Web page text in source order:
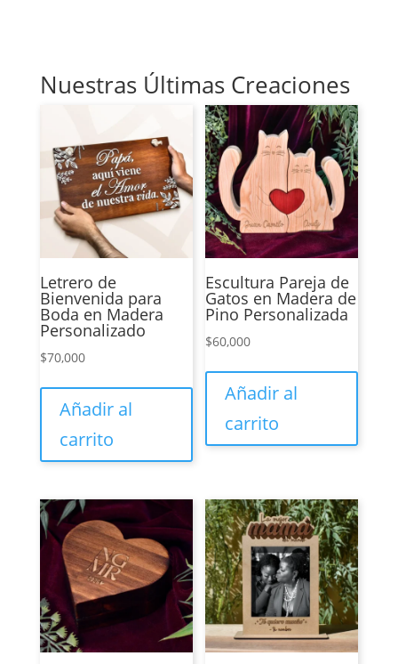
Nuestras Últimas Creaciones
Letrero de
Bienvenida para
Boda en Madera
Personalizado
$70,000
Añadir al
carrito
Escultura Pareja de
Gatos en Madera de
Pino Personalizada
$60,000
Añadir al
carrito